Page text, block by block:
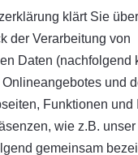
klärt Sie
der Verarbeitung von
Daten (nachfolgend
und
Funktionen und
wie z.B.
gemeinsam